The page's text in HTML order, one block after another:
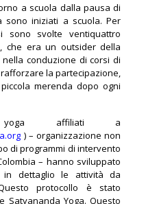
a scuola dalla pausa di
sono iniziati a scuola. Per
sono svolte ventiquattro
che era un outsider della
conduzione di corsi di
la partecipazione,
merenda dopo ogni
yoga affiliati a
) – organizzazione non
di programmi di intervento
– hanno sviluppato
in dettaglio le attività da
protocollo è stato
Satyananda Yoga. Questo